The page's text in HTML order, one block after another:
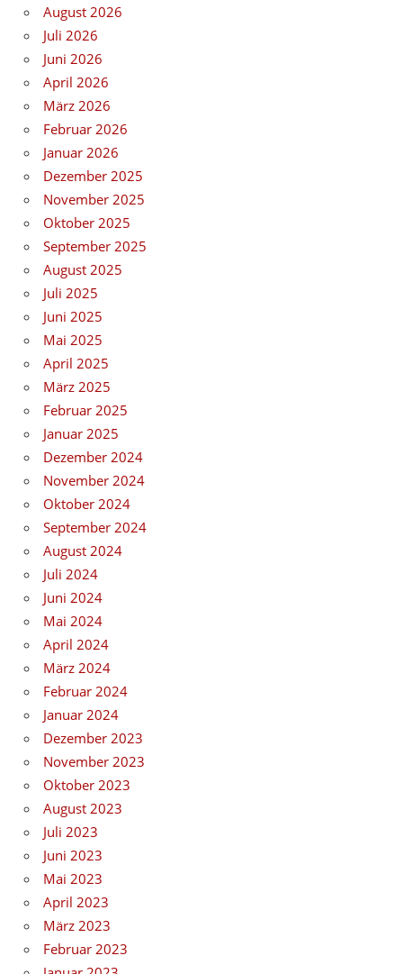
August 2026
Juli 2026
Juni 2026
April 2026
März 2026
Februar 2026
Januar 2026
Dezember 2025
November 2025
Oktober 2025
September 2025
August 2025
Juli 2025
Juni 2025
Mai 2025
April 2025
März 2025
Februar 2025
Januar 2025
Dezember 2024
November 2024
Oktober 2024
September 2024
August 2024
Juli 2024
Juni 2024
Mai 2024
April 2024
März 2024
Februar 2024
Januar 2024
Dezember 2023
November 2023
Oktober 2023
August 2023
Juli 2023
Juni 2023
Mai 2023
April 2023
März 2023
Februar 2023